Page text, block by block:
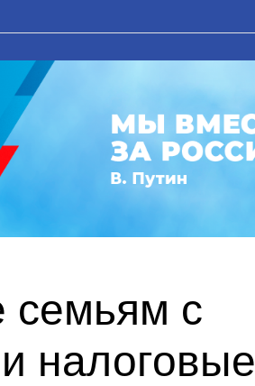
семьям с
налоговые